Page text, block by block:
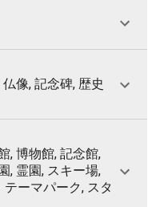
像, 記念碑, 歴史
, 博物館, 記念館,
, 霊園, スキー場,
ーマパーク, スタ